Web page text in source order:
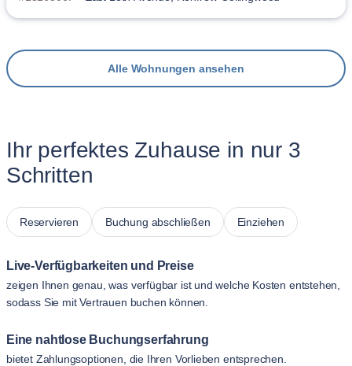
Alle Wohnungen ansehen
Ihr perfektes Zuhause in nur 3
Schritten
Reservieren Buchung abschließen Einziehen
Live-Verfügbarkeiten und Preise
zeigen Ihnen genau, was verfügbar ist und welche Kosten entstehen,
sodass Sie mit Vertrauen buchen können.
Eine nahtlose Buchungserfahrung
bietet Zahlungsoptionen, die Ihren Vorlieben entsprechen.